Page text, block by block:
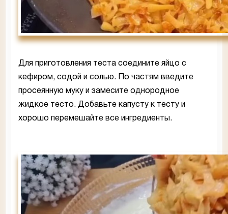
Для приготовления теста соедините яйцо с
кефиром, содой и солью. По частям введите
просеянную муку и замесите однородное
жидкое тесто. Добавьте капусту к тесту и
хорошо перемешайте все ингредиенты.